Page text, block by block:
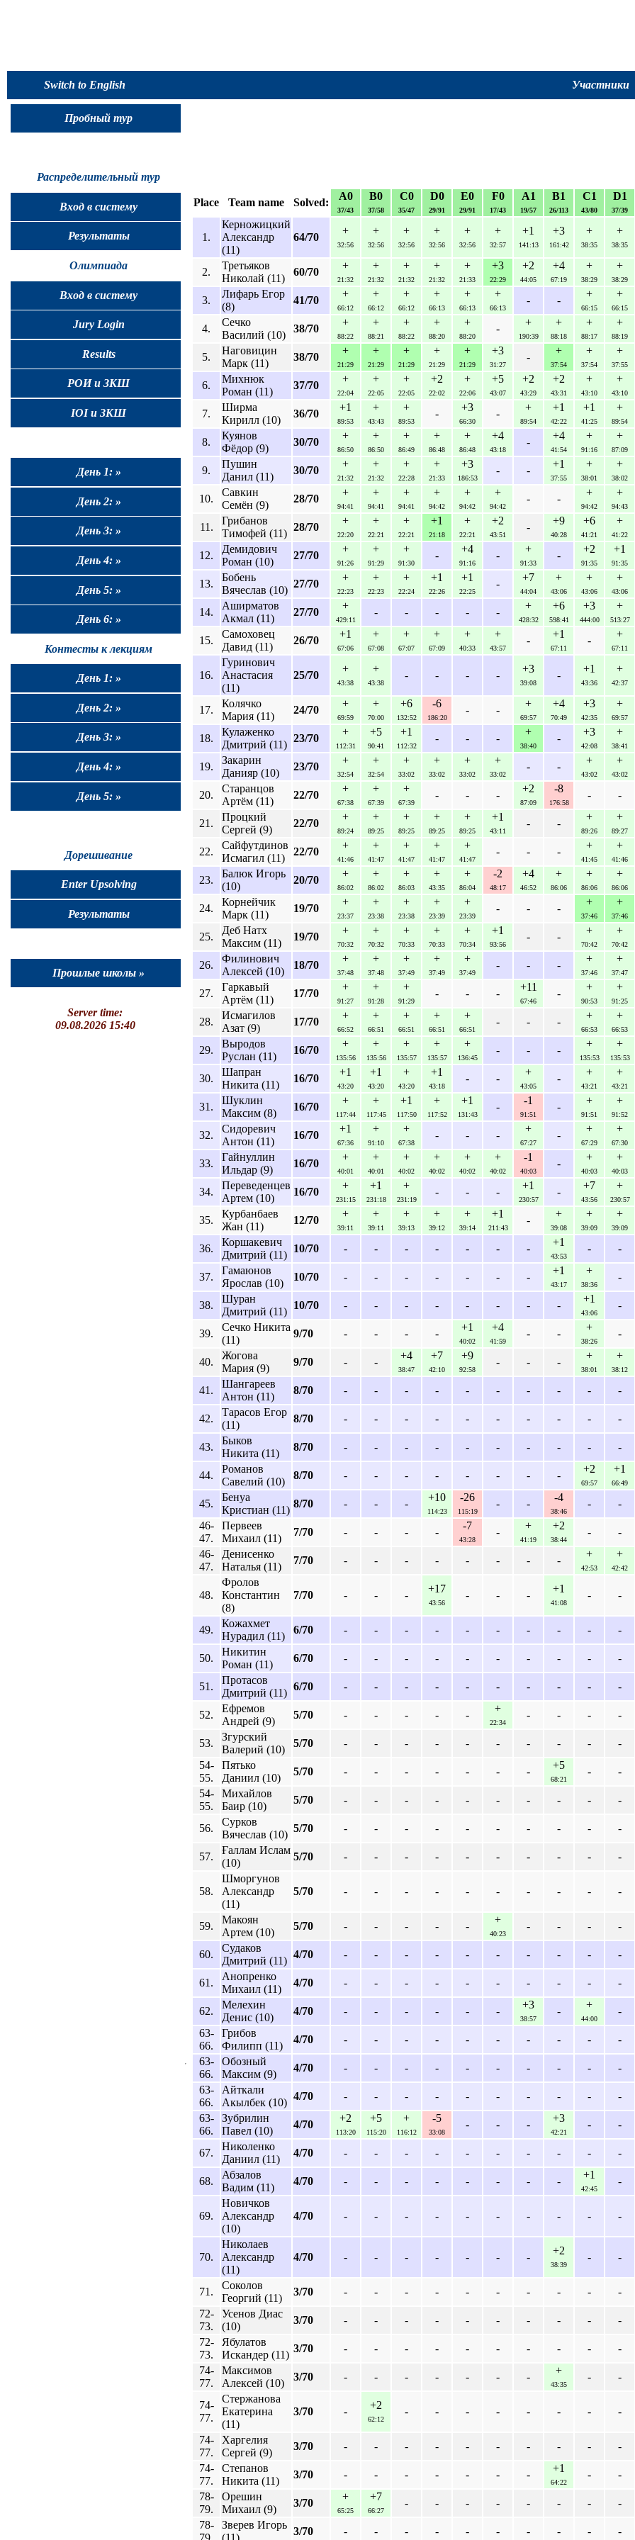
Switch to English Участники
Пробный тур
Распределительный тур
Вход в систему
Результаты
Олимпиада
Вход в систему
Jury Login
Results
РОИ и ЗКШ
IOI и ЗКШ
День 1: »
День 2: »
День 3: »
День 4: »
День 5: »
День 6: »
Контесты к лекциям
День 1: »
День 2: »
День 3: »
День 4: »
День 5: »
Дорешивание
Enter Upsolving
Результаты
Прошлые школы »
Server time:
09.08.2026 15:40
Place Team name Solved:
A0
37/43
B0
37/58
C0
35/47
D0
29/91
E0
29/91
F0
17/43
A1
19/57
B1
26/113
C1
43/80
D1
37/39
1.
Керножицкий
Александр
(11)
64/70
+
32:56
+
32:56
+
32:56
+
32:56
+
32:56
+
32:57
+1
141:13
+3
161:42
+
38:35
+
38:35
2.
Третьяков
Николай (11)
60/70
+
21:32
+
21:32
+
21:32
+
21:32
+
21:33
+3
22:29
+2
44:05
+4
67:19
+
38:29
+
38:29
3.
Лифарь Егор
(8)
41/70
+
66:12
+
66:12
+
66:12
+
66:13
+
66:13
+
66:13
- -
+
66:15
+
66:15
4.
Сечко
Василий (10)
38/70
+
88:22
+
88:21
+
88:22
+
88:20
+
88:20
-
+
190:39
+
88:18
+
88:17
+
88:19
5.
Наговицин
Марк (11)
38/70
+
21:29
+
21:29
+
21:29
+
21:29
+
21:29
+3
31:27
-
+
37:54
+
37:54
+
37:55
6.
Михнюк
Роман (11)
37/70
+
22:04
+
22:05
+
22:05
+2
22:02
+
22:06
+5
43:07
+2
43:29
+2
43:31
+
43:10
+
43:10
7.
Ширма
Кирилл (10)
36/70
+1
89:53
+
43:43
+
89:53
-
+3
66:30
-
+
89:54
+1
42:22
+1
41:25
+
89:54
8.
Куянов
Фёдор (9)
30/70
+
86:50
+
86:50
+
86:49
+
86:48
+
86:48
+4
43:18
-
+4
41:54
+
91:16
+
87:09
9.
Пушин
Данил (11)
30/70
+
21:32
+
21:32
+
22:28
+
21:33
+3
186:53
- -
+1
37:55
+
38:01
+
38:02
10.
Савкин
Семён (9)
28/70
+
94:41
+
94:41
+
94:41
+
94:42
+
94:42
+
94:42
- -
+
94:42
+
94:43
11.
Грибанов
Тимофей (11)
28/70
+
22:20
+
22:21
+
22:21
+1
21:18
+
22:21
+2
43:51
-
+9
40:28
+6
41:21
+
41:22
12.
Демидович
Роман (10)
27/70
+
91:26
+
91:29
+
91:30
-
+4
91:16
-
+
91:33
-
+2
91:35
+1
91:35
13.
Бобень
Вячеслав (10)
27/70
+
22:23
+
22:23
+
22:24
+1
22:26
+1
22:25
-
+7
44:04
+
43:06
+
43:06
+
43:06
14.
Аширматов
Акмал (11)
27/70
+
429:11
- - - - -
+
428:32
+6
598:41
+3
444:00
+
513:27
15.
Самоховец
Давид (11)
26/70
+1
67:06
+
67:08
+
67:07
+
67:09
+
40:33
+
43:57
-
+1
67:11
-
+
67:11
16.
Гуринович
Анастасия
(11)
25/70
+
43:38
+
43:38
- - - -
+3
39:08
-
+1
43:36
+
42:37
17.
Колячко
Мария (11)
24/70
+
69:59
+
70:00
+6
132:52
-6
186:20
- -
+
69:57
+4
70:49
+3
42:35
+
69:57
18.
Кулаженко
Дмитрий (11)
23/70
+
112:31
+5
90:41
+1
112:32
- - -
+
38:40
-
+3
42:08
+
38:41
19.
Закарин
Данияр (10)
23/70
+
32:54
+
32:54
+
33:02
+
33:02
+
33:02
+
33:02
- -
+
43:02
+
43:02
20.
Старанцов
Артём (11)
22/70
+
67:38
+
67:39
+
67:39
- - -
+2
87:09
-8
176:58
- -
21.
Процкий
Сергей (9)
22/70
+
89:24
+
89:25
+
89:25
+
89:25
+
89:25
+1
43:11
- -
+
89:26
+
89:27
22.
Сайфутдинов
Исмагил (11)
22/70
+
41:46
+
41:47
+
41:47
+
41:47
+
41:47
- - -
+
41:45
+
41:46
23.
Балюк Игорь
(10)
20/70
+
86:02
+
86:02
+
86:03
+
43:35
+
86:04
-2
48:17
+4
46:52
+
86:06
+
86:06
+
86:06
24.
Корнейчик
Марк (11)
19/70
+
23:37
+
23:38
+
23:38
+
23:39
+
23:39
- - -
+
37:46
+
37:46
25.
Деб Натх
Максим (11)
19/70
+
70:32
+
70:32
+
70:33
+
70:33
+
70:34
+1
93:56
- -
+
70:42
+
70:42
26.
Филинович
Алексей (10)
18/70
+
37:48
+
37:48
+
37:49
+
37:49
+
37:49
- - -
+
37:46
+
37:47
27.
Гаркавый
Артём (11)
17/70
+
91:27
+
91:28
+
91:29
- - -
+11
67:46
-
+
90:53
+
91:25
28.
Исмагилов
Азат (9)
17/70
+
66:52
+
66:51
+
66:51
+
66:51
+
66:51
- - -
+
66:53
+
66:53
29.
Выродов
Руслан (11)
16/70
+
135:56
+
135:56
+
135:57
+
135:57
+
136:45
- - -
+
135:53
+
135:53
30.
Шапран
Никита (11)
16/70
+1
43:20
+1
43:20
+
43:20
+1
43:18
- -
+
43:05
-
+
43:21
+
43:21
31.
Шуклин
Максим (8)
16/70
+
117:44
+
117:45
+1
117:50
+
117:52
+1
131:43
-
-1
91:51
-
+
91:51
+
91:52
32.
Сидоревич
Антон (11)
16/70
+1
67:36
+
91:10
+
67:38
- - -
+
67:27
-
+
67:29
+
67:30
33.
Гайнуллин
Ильдар (9)
16/70
+
40:01
+
40:01
+
40:02
+
40:02
+
40:02
+
40:02
-1
40:03
-
+
40:03
+
40:03
34.
Переведенцев
Артем (10)
16/70
+
231:15
+1
231:18
+
231:19
- - -
+1
230:57
-
+7
43:56
+
230:57
35.
Курбанбаев
Жан (11)
12/70
+
39:11
+
39:11
+
39:13
+
39:12
+
39:14
+1
211:43
-
+
39:08
+
39:09
+
39:09
36.
Коршакевич
Дмитрий (11)
10/70 - - - - - - -
+1
43:53
- -
37.
Гамаюнов
Ярослав (10)
10/70 - - - - - - -
+1
43:17
+
38:36
-
38.
Шуран
Дмитрий (11)
10/70 - - - - - - - -
+1
43:06
-
39.
Сечко Никита
(11)
9/70 - - - -
+1
40:02
+4
41:59
- -
+
38:26
-
40.
Жогова
Мария (9)
9/70 - -
+4
38:47
+7
42:10
+9
92:58
- - -
+
38:01
+
38:12
41.
Шангареев
Антон (11)
8/70 - - - - - - - - - -
42.
Тарасов Егор
(11)
8/70 - - - - - - - - - -
43.
Быков
Никита (11)
8/70 - - - - - - - - - -
44.
Романов
Савелий (10)
8/70 - - - - - - - -
+2
69:57
+1
66:49
45.
Бенуа
Кристиан (11)
8/70 - - -
+10
114:23
-26
115:19
- -
-4
38:46
- -
46-
47.
Первеев
Михаил (11)
7/70 - - - -
-7
43:28
-
+
41:19
+2
38:44
- -
46-
47.
Денисенко
Наталья (11)
7/70 - - - - - - - -
+
42:53
+
42:42
48.
Фролов
Константин
(8)
7/70 - - -
+17
43:56
- - -
+1
41:08
- -
49.
Кожахмет
Нурадил (11)
6/70 - - - - - - - - - -
50.
Никитин
Роман (11)
6/70 - - - - - - - - - -
51.
Протасов
Дмитрий (11)
6/70 - - - - - - - - - -
52.
Ефремов
Андрей (9)
5/70 - - - - -
+
22:34
- - - -
53.
Згурский
Валерий (10)
5/70 - - - - - - - - - -
54-
55.
Пятько
Даниил (10)
5/70 - - - - - - -
+5
68:21
- -
54-
55.
Михайлов
Баир (10)
5/70 - - - - - - - - - -
56.
Сурков
Вячеслав (10)
5/70 - - - - - - - - - -
57.
Ғаллам Ислам
(10)
5/70 - - - - - - - - - -
58.
Шморгунов
Александр
(11)
5/70 - - - - - - - - - -
59.
Макоян
Артем (10)
5/70 - - - - -
+
40:23
- - - -
60.
Судаков
Дмитрий (11)
4/70 - - - - - - - - - -
61.
Анопренко
Михаил (11)
4/70 - - - - - - - - - -
62.
Мелехин
Денис (10)
4/70 - - - - - -
+3
38:57
-
+
44:00
-
63-
66.
Грибов
Филипп (11)
4/70 - - - - - - - - - -
63-
66.
Обозный
Максим (9)
4/70 - - - - - - - - - -
63-
66.
Айткали
Акылбек (10)
4/70 - - - - - - - - - -
63-
66.
Зубрилин
Павел (10)
4/70
+2
113:20
+5
115:20
+
116:12
-5
33:08
- - -
+3
42:21
- -
67.
Николенко
Даниил (11)
4/70 - - - - - - - - - -
68.
Абзалов
Вадим (11)
4/70 - - - - - - - -
+1
42:45
-
69.
Новичков
Александр
(10)
4/70 - - - - - - - - - -
70.
Николаев
Александр
(11)
4/70 - - - - - - -
+2
38:39
- -
71.
Соколов
Георгий (11)
3/70 - - - - - - - - - -
72-
73.
Усенов Диас
(10)
3/70 - - - - - - - - - -
72-
73.
Ябулатов
Искандер (11)
3/70 - - - - - - - - - -
74-
77.
Максимов
Алексей (10)
3/70 - - - - - - -
+
43:35
- -
74-
77.
Стержанова
Екатерина
(11)
3/70 -
+2
62:12
- - - - - - - -
74-
77.
Харгелия
Сергей (9)
3/70 - - - - - - - - - -
74-
77.
Степанов
Никита (11)
3/70 - - - - - - -
+1
64:22
- -
78-
79.
Орешин
Михаил (9)
3/70
+
65:25
+7
66:27
- - - - - - - -
78-
79.
Зверев Игорь
(11)
3/70 - - - - - - - - - -